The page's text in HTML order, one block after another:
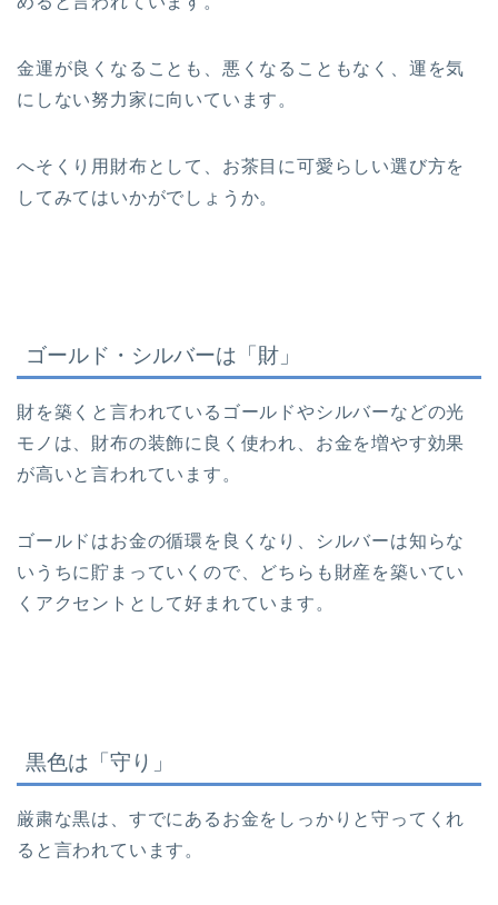
金運が良くなることも、悪くなることもなく、運を気
にしない努力家に向いています。
へそくり用財布として、お茶目に可愛らしい選び方を
してみてはいかがでしょうか。
ゴールド・シルバーは「財」
財を築くと言われているゴールドやシルバーなどの光
モノは、財布の装飾に良く使われ、お金を増やす効果
が高いと言われています。
ゴールドはお金の循環を良くなり、シルバーは知らな
いうちに貯まっていくので、どちらも財産を築いてい
くアクセントとして好まれています。
黒色は「守り」
厳粛な黒は、すでにあるお金をしっかりと守ってくれ
ると言われています。